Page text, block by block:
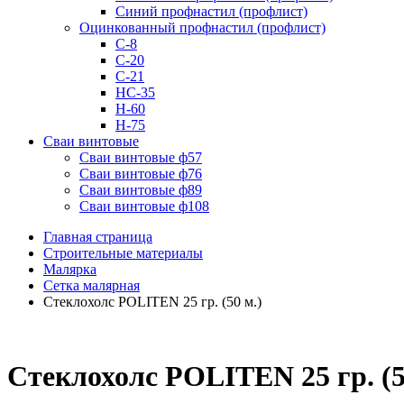
Синий профнастил (профлист)
Оцинкованный профнастил (профлист)
С-8
С-20
С-21
НС-35
Н-60
Н-75
Сваи винтовые
Сваи винтовые ф57
Сваи винтовые ф76
Сваи винтовые ф89
Сваи винтовые ф108
Главная страница
Строительные материалы
Малярка
Сетка малярная
Стеклохолс POLITEN 25 гр. (50 м.)
Стеклохолс POLITEN 25 гр.